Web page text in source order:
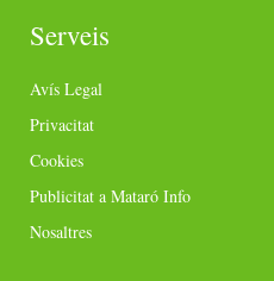
Serveis
Avís Legal
Privacitat
Cookies
Publicitat a Mataró Info
Nosaltres